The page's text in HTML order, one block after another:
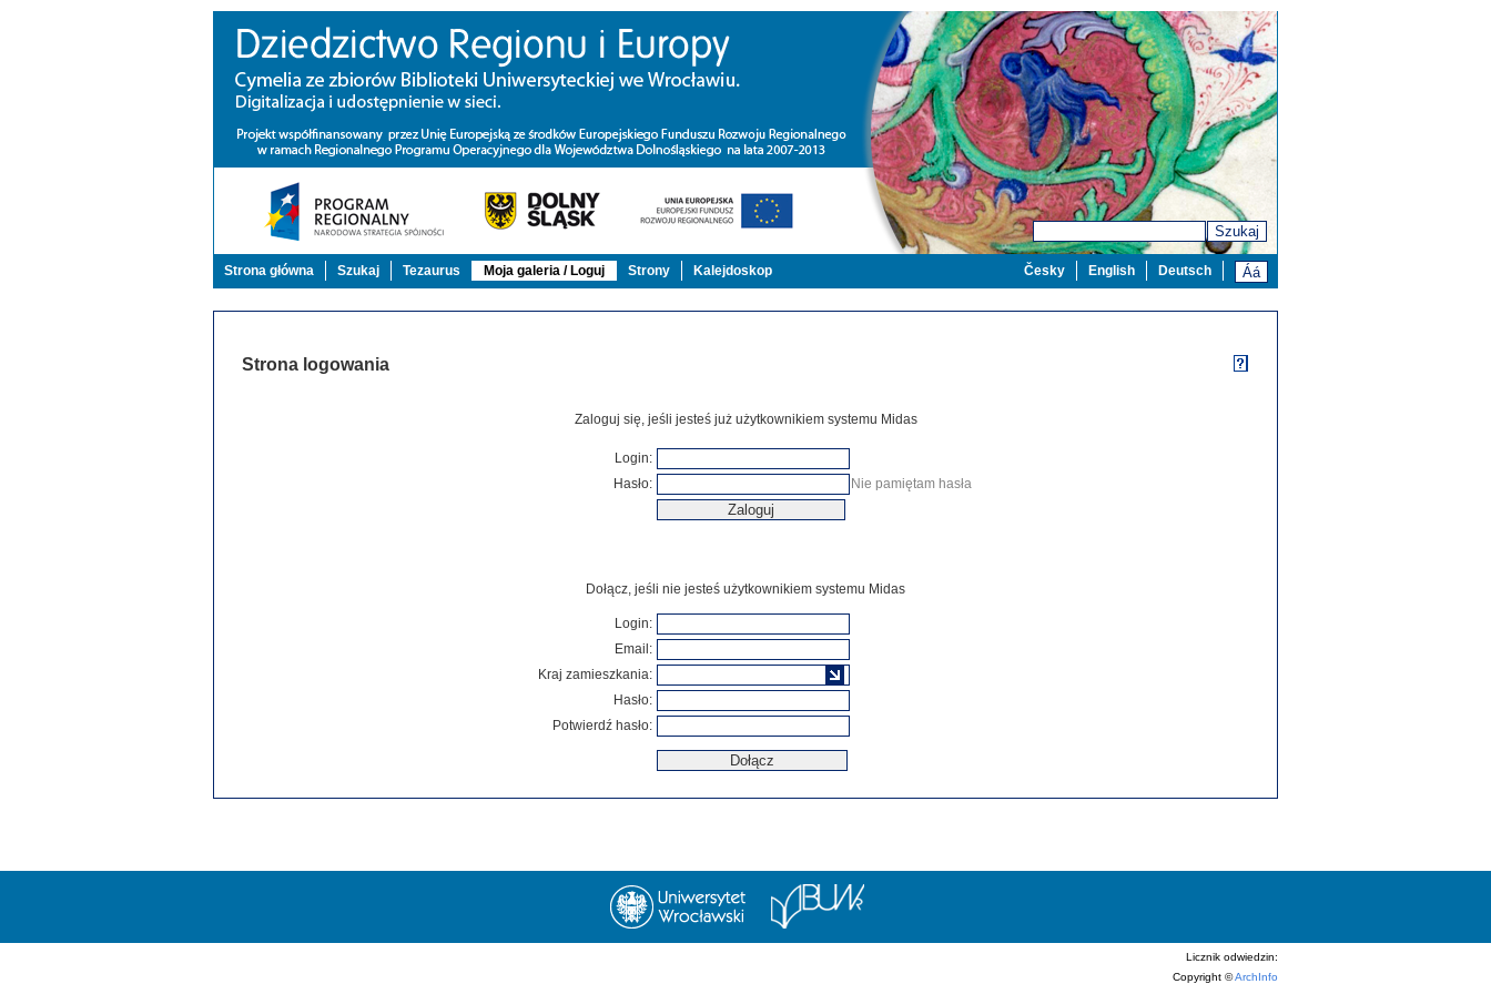
Szukaj
Strona główna Szukaj Tezaurus Moja galeria / Loguj Strony Kalejdoskop Deutsch
English
Česky
Strona logowania
Zaloguj się, jeśli jesteś już użytkownikiem systemu Midas
Login:
Hasło:
Nie pamiętam hasła
Dołącz, jeśli nie jesteś użytkownikiem systemu Midas
Login:
Email:
Kraj zamieszkania:
Hasło:
Potwierdź hasło:
Licznik odwiedzin:
Copyright ©ArchInfo